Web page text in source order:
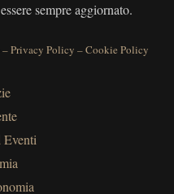
sempre aggiornato.
–Privacy Policy –Cookie Policy
Eventi